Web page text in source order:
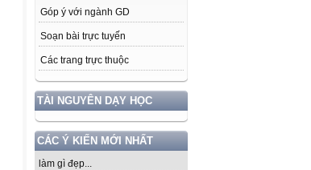
Góp ý với ngành GD
Soạn bài trực tuyến
Các trang trực thuộc
TÀI NGUYÊN DẠY HỌC
CÁC Ý KIẾN MỚI NHẤT
làm gì đẹp...